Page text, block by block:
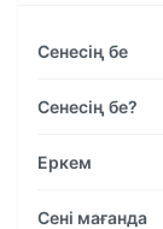
Сенесің бе
Сенесің бе?
Еркем
Сені мағанда